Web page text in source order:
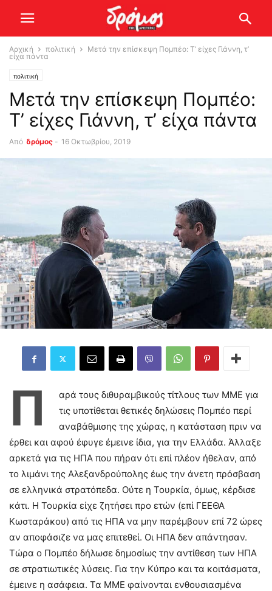
Αρχική πολιτική
Μετά την επίσκεψη Πομπέο: Τ’ είχες Γιάννη, τ’
είχα πάντα
πολιτική
Μετά την επίσκεψη Πομπέο:
Τ’ είχες Γιάννη, τ’ είχα πάντα
Από δρόμος - 16 Οκτωβρίου, 2019
Π
αρά τους διθυραμβικούς τίτλους των ΜΜΕ για
τις υποτίθεται θετικές δηλώσεις Πομπέο περί
αναβάθμισης της χώρας, η κατάσταση πριν να
έρθει και αφού έφυγε έμεινε ίδια, για την Ελλάδα. Άλλαξε
αρκετά για τις ΗΠΑ που πήραν ότι επί πλέον ήθελαν, από
το λιμάνι της Αλεξανδρούπολης έως την άνετη πρόσβαση
σε ελληνικά στρατόπεδα. Ούτε η Τουρκία, όμως, κέρδισε
κάτι. Η Τουρκία είχε ζητήσει προ ετών (επί ΓΕΕΘΑ
Κωσταράκου) από τις ΗΠΑ να μην παρέμβουν επί 72 ώρες
αν αποφάσιζε να μας επιτεθεί. Οι ΗΠΑ δεν απάντησαν.
Τώρα ο Πομπέο δήλωσε δημοσίως την αντίθεση των ΗΠΑ
σε στρατιωτικές λύσεις. Για την Κύπρο και τα κοιτάσματα,
έμεινε η ασάφεια. Τα ΜΜΕ φαίνονται ενθουσιασμένα